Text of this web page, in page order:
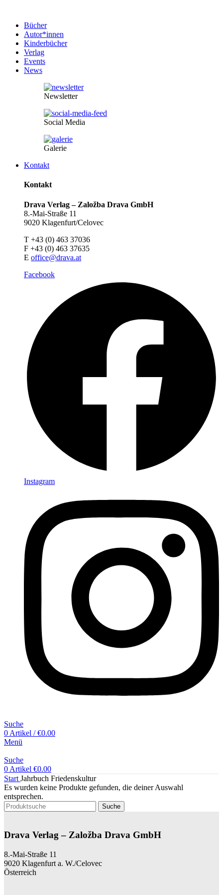
Bücher
Autor*innen
Kinderbücher
Verlag
Events
News
Newsletter
Social Media
Galerie
Kontakt
Kontakt
Drava Verlag – Založba Drava GmbH
8.-Mai-Straße 11
9020 Klagenfurt/Celovec
T +43 (0) 463 37036
F +43 (0) 463 37635
E office@drava.at
Facebook
Instagram
Suche
0 Artikel / €0.00
Menü
Suche
0 Artikel €0.00
Start Jahrbuch Friedenskultur
Es wurden keine Produkte gefunden, die deiner Auswahl
entsprechen.
Suche
Drava Verlag – Založba Drava GmbH
8.-Mai-Straße 11
9020 Klagenfurt a. W./Celovec
Österreich